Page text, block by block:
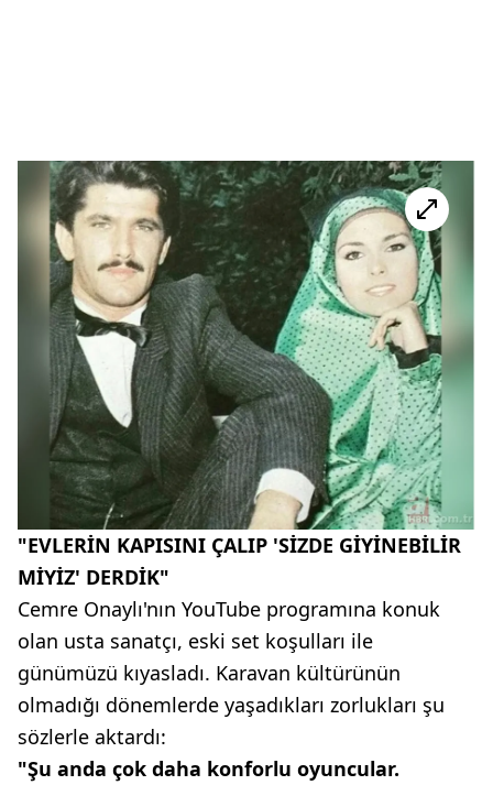
"EVLERİN KAPISINI ÇALIP 'SİZDE GİYİNEBİLİR
MİYİZ' DERDİK"
Cemre Onaylı'nın YouTube programına konuk
olan usta sanatçı, eski set koşulları ile
günümüzü kıyasladı. Karavan kültürünün
olmadığı dönemlerde yaşadıkları zorlukları şu
sözlerle aktardı:
"Şu anda çok daha konforlu oyuncular.